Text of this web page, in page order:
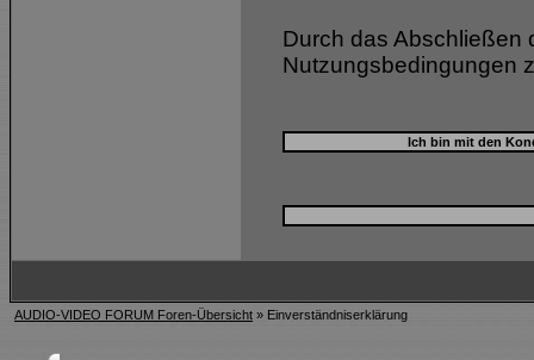
Durch das Abschließen
Nutzungsbedingungen
AUDIO-VIDEO FORUM Foren-Übersicht » Einverständniserklärung